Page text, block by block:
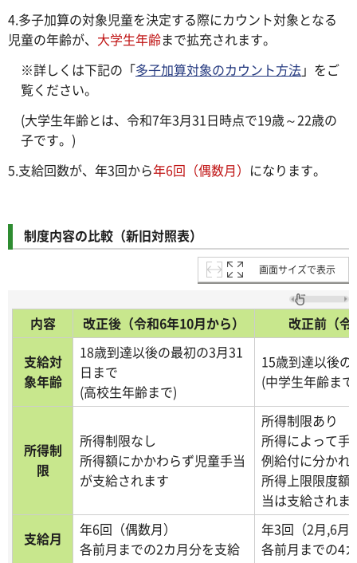
4.多子加算の対象児童を決定する際にカウント対象となる
児童の年齢が、 大学生年齢まで拡充されます。
※詳しくは下記の「多子加算対象のカウント方法 」をご
覧ください。
(大学生年齢とは、令和7年3月31日時点で19歳～22歳の
子です。)
5.支給回数が、年3回から年6回（偶数月） になります。
制度内容の比較（新旧対照表）
画面サイズで表示
内容 改正後（令和6年10月から）
改正前（
支給対
象年齢
18歳到達以後の最初の3月31
日まで
(高校生年齢まで)
15歳到達以後
(中学生年齢ま
所得制
限
所得制限なし
所得額にかかわらず児童手当
が支給されます
所得制限あり
所得によって手
例給付に分かれ
所得上限限度額
当は支給されま
支給月
年6回（偶数月）
各前月までの2カ月分を支給
年3回（2月,6月
各前月までの4